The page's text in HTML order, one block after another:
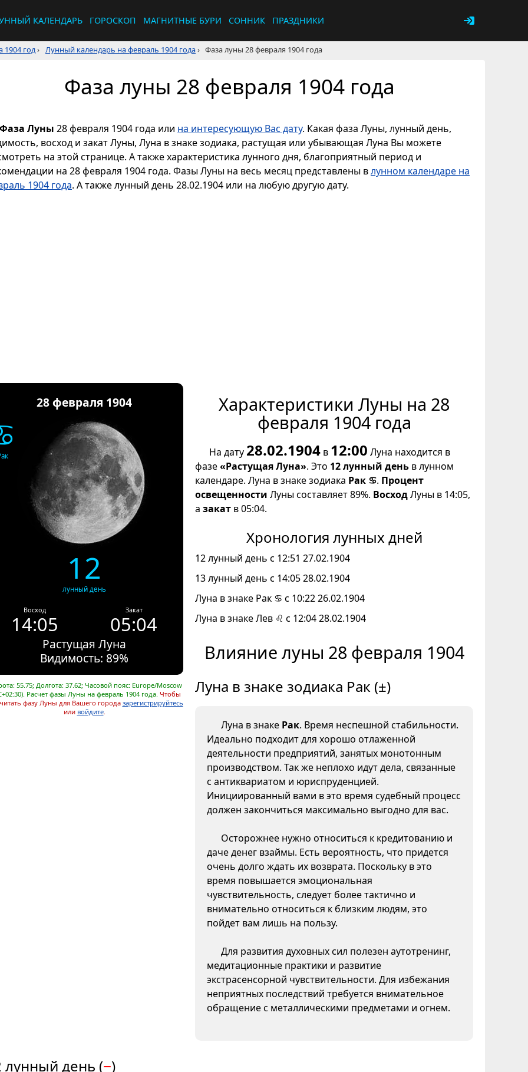
КАЛЕНДАРЬ ГОРОСКОП МАГНИТНЫЕ БУРИ СОННИК ПРАЗДНИКИ
1904 год› Лунный календарь на февраль 1904 года› Фаза луны 28 февраля 1904 года
Фаза луны 28 февраля 1904 года
Фаза Луны 28 февраля 1904 года или на интересующую Вас дату. Какая фаза Луны, лунный день,
восход и закат Луны, Луна в знаке зодиака, растущая или убывающая Луна Вы можете
на этой странице. А также характеристика лунного дня, благоприятный период и
на 28 февраля 1904 года. Фазы Луны на весь месяц представлены влунном календаре на
1904 года. А также лунный день 28.02.1904 или на любую другую дату.
28 февраля 1904
12
лунный день
Восход
14:05
Закат
05:04
Растущая Луна
Видимость: 89%
55.75; Долгота: 37.62; Часовой пояс: Europe/Moscow
Расчет фазы Луны на февраль 1904 года. Чтобы
фазу Луны для Вашего города зарегистрируйтесь
или войдите.
Характеристики Луны на 28
февраля 1904 года
На дату 28.02.1904 в 12:00 Луна находится в
фазе«Растущая Луна». Это 12 лунный день в лунном
календаре. Луна в знаке зодиака Рак ♋. Процент
освещенности Луны составляет 89%. ВосходЛуны в 14:05,
а закат в 05:04.
Хронология лунных дней
12 лунный день с 12:51 27.02.1904
13 лунный день с 14:05 28.02.1904
Луна в знаке Рак ♋ с 10:22 26.02.1904
Луна в знаке Лев ♌ с 12:04 28.02.1904
Влияние луны 28 февраля 1904
Луна в знаке зодиака Рак (±)
Луна в знаке Рак. Время неспешной стабильности.
Идеально подходит для хорошо отлаженной
деятельности предприятий, занятых монотонным
производством. Так же неплохо идут дела, связанные
с антиквариатом и юриспруденцией.
Инициированный вами в это время судебный процесс
должен закончиться максимально выгодно для вас.
Осторожнее нужно относиться к кредитованию и
даче денег взаймы. Есть вероятность, что придется
очень долго ждать их возврата. Поскольку в это
время повышается эмоциональная
чувствительность, следует более тактично и
внимательно относиться к близким людям, это
пойдет вам лишь на пользу.
Для развития духовных сил полезен аутотренинг,
медитационные практики и развитие
экстрасенсорной чувствительности. Для избежания
неприятных последствий требуется внимательное
обращение с металлическими предметами и огнем.
лунный день (−)